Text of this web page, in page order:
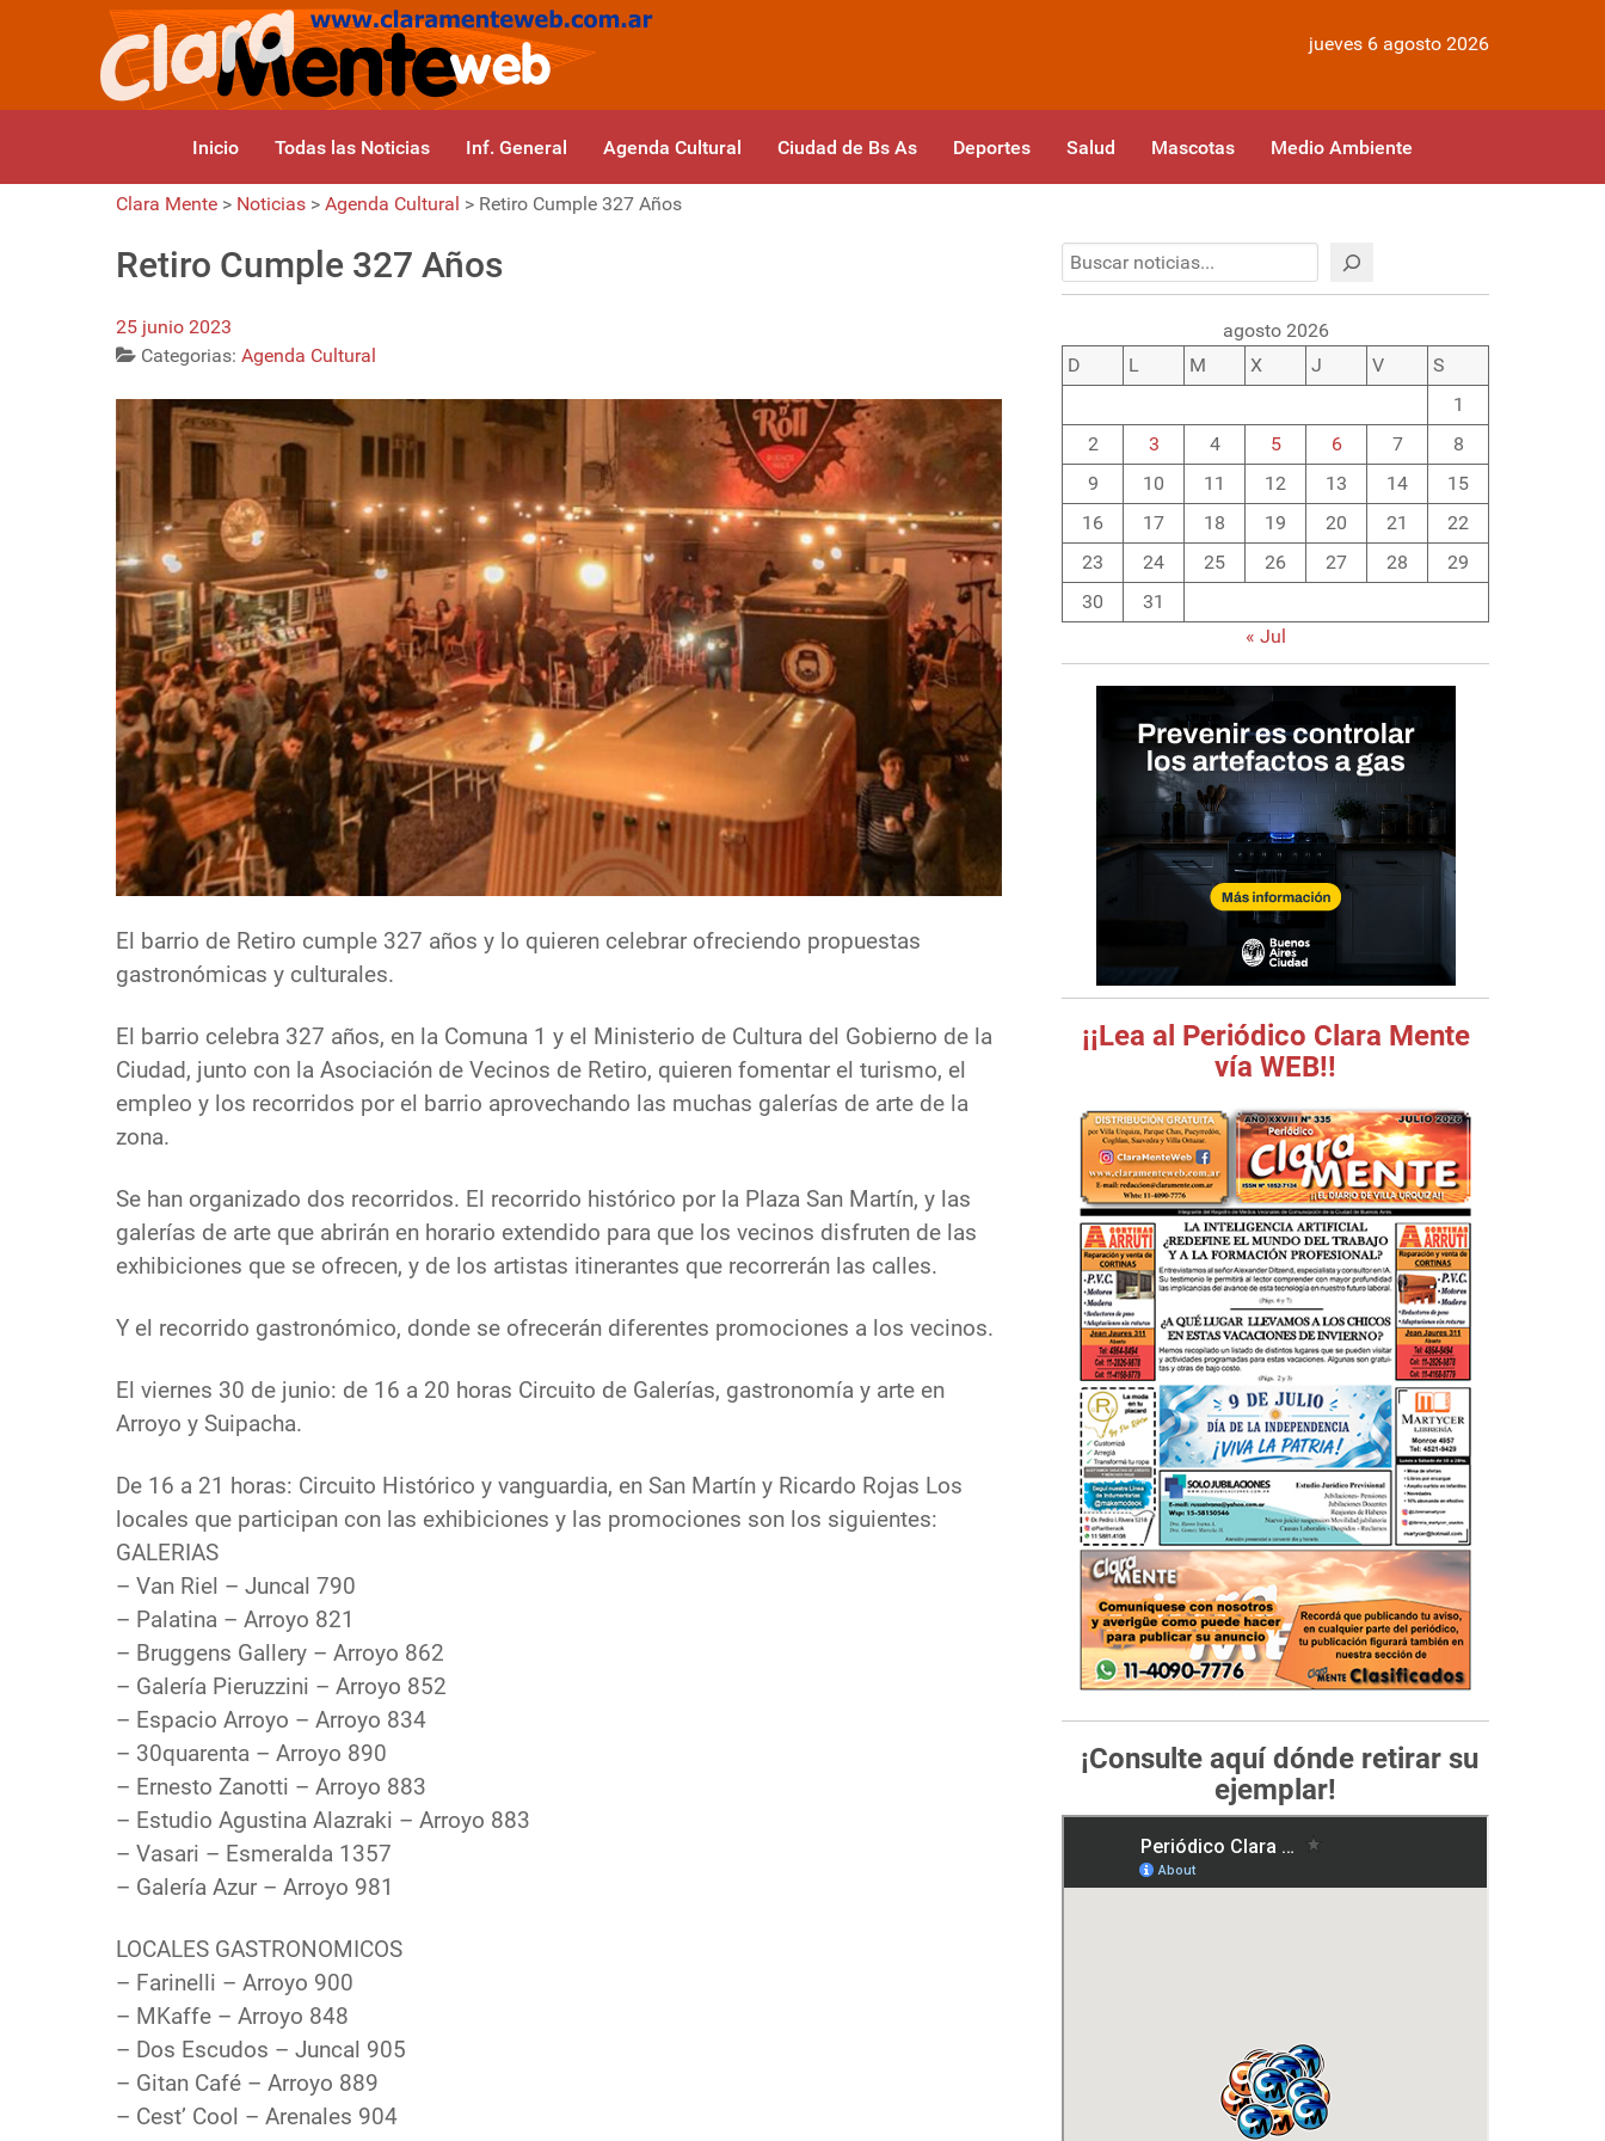
jueves 6 agosto 2026
Inicio Todas las Noticias Inf. General Agenda Cultural Ciudad de Bs As Deportes Salud Mascotas Medio Ambiente
Clara Mente > Noticias > Agenda Cultural > Retiro Cumple 327 Años
Retiro Cumple 327 Años
25 junio 2023
Categorias: Agenda Cultural
El barrio de Retiro cumple 327 años y lo quieren celebrar ofreciendo propuestas
gastronómicas y culturales.
El barrio celebra 327 años, en la Comuna 1 y el Ministerio de Cultura del Gobierno de la
Ciudad, junto con la Asociación de Vecinos de Retiro, quieren fomentar el turismo, el
empleo y los recorridos por el barrio aprovechando las muchas galerías de arte de la
zona.
Se han organizado dos recorridos. El recorrido histórico por la Plaza San Martín, y las
galerías de arte que abrirán en horario extendido para que los vecinos disfruten de las
exhibiciones que se ofrecen, y de los artistas itinerantes que recorrerán las calles.
Y el recorrido gastronómico, donde se ofrecerán diferentes promociones a los vecinos.
El viernes 30 de junio: de 16 a 20 horas Circuito de Galerías, gastronomía y arte en
Arroyo y Suipacha.
De 16 a 21 horas: Circuito Histórico y vanguardia, en San Martín y Ricardo Rojas Los
locales que participan con las exhibiciones y las promociones son los siguientes:
GALERIAS
– Van Riel – Juncal 790
– Palatina – Arroyo 821
– Bruggens Gallery – Arroyo 862
– Galería Pieruzzini – Arroyo 852
– Espacio Arroyo – Arroyo 834
– 30quarenta – Arroyo 890
– Ernesto Zanotti – Arroyo 883
– Estudio Agustina Alazraki – Arroyo 883
– Vasari – Esmeralda 1357
– Galería Azur – Arroyo 981
LOCALES GASTRONOMICOS
– Farinelli – Arroyo 900
– MKaffe – Arroyo 848
– Dos Escudos – Juncal 905
– Gitan Café – Arroyo 889
– Cest’ Cool – Arenales 904
agosto 2026
D
L M X J V
S
1
2
3 4 5 6 7
8
9
10 11 12 13 14
15
16
17 18 19 20 21
22
23
24 25 26 27 28
29
30
31
« Jul
¡¡Lea al Periódico Clara Mente
vía WEB!!
¡Consulte aquí dónde retirar su
ejemplar!